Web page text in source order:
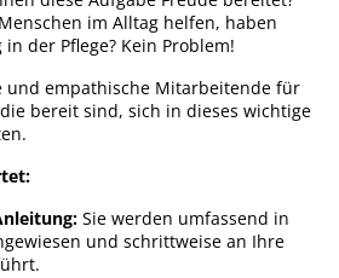
im Alltag helfen, haben
der Pflege? Kein Problem!
und empathische Mitarbeitende für
bereit sind, sich in dieses wichtige
Sie werden umfassend in
und schrittweise an Ihre